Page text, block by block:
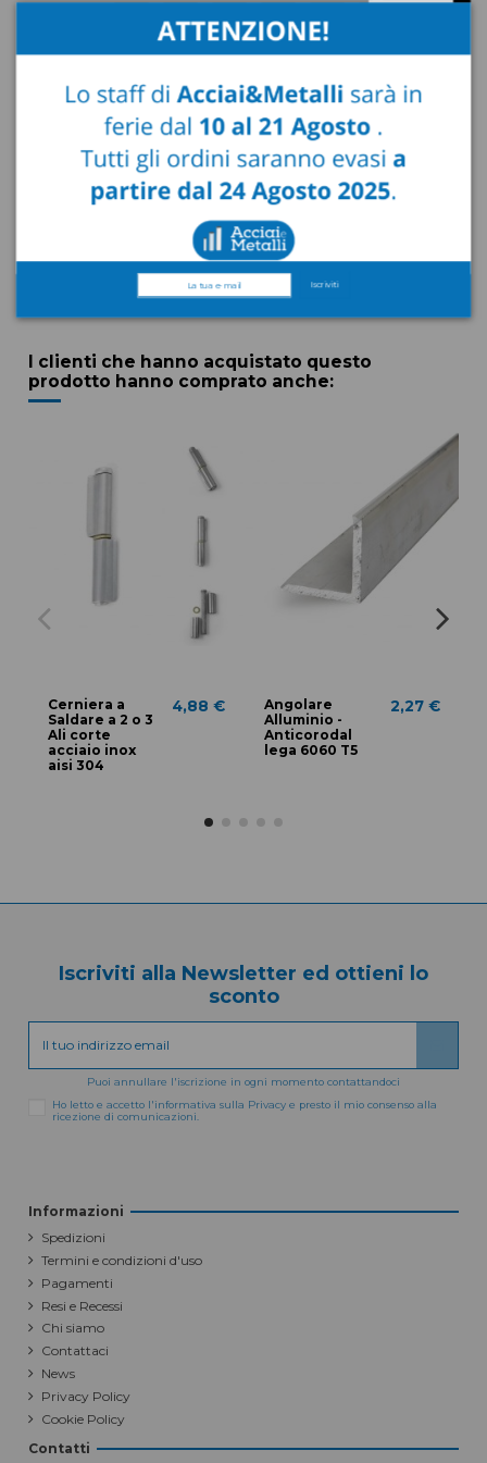
Descrizione
Dettaglio prodotto
Profilo Piatto Alluminio Anticorodal lega 6060T5 disponibile in
I clienti che hanno acquistato questo
prodotto hanno comprato anche:
Cerniera a
Saldare a 2 o 3
Ali corte
acciaio inox
aisi 304
4,88 €
Angolare
Alluminio -
Anticorodal
lega 6060 T5
2,27 €
Iscriviti alla Newsletter ed ottieni lo
sconto
Puoi annullare l'iscrizione in ogni momento contattandoci
Ho letto e accetto l'informativa sulla Privacy e presto il mio consenso alla
ricezione di comunicazioni.
Informazioni
Spedizioni
Termini e condizioni d'uso
Pagamenti
Resi e Recessi
Chi siamo
Contattaci
News
Privacy Policy
Cookie Policy
Contatti
Iscriviti